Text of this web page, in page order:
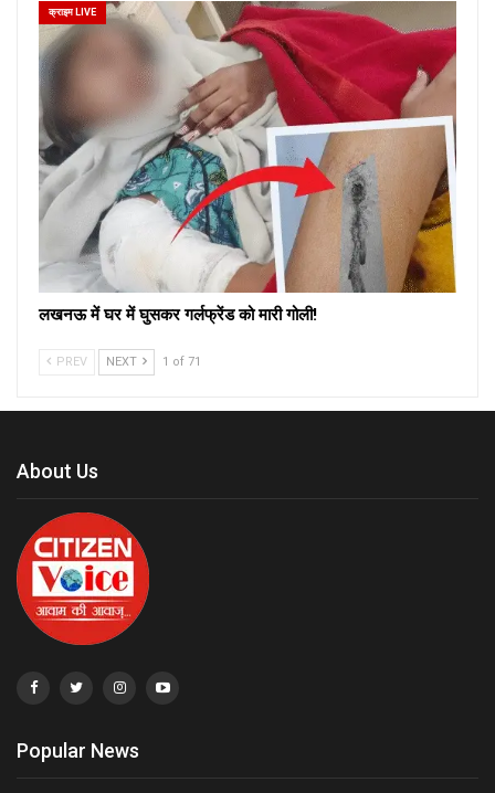
क्राइम LIVE
लखनऊ में घर में घुसकर गर्लफ्रेंड को मारी गोली!
PREV NEXT 1 of 71
About Us
Popular News